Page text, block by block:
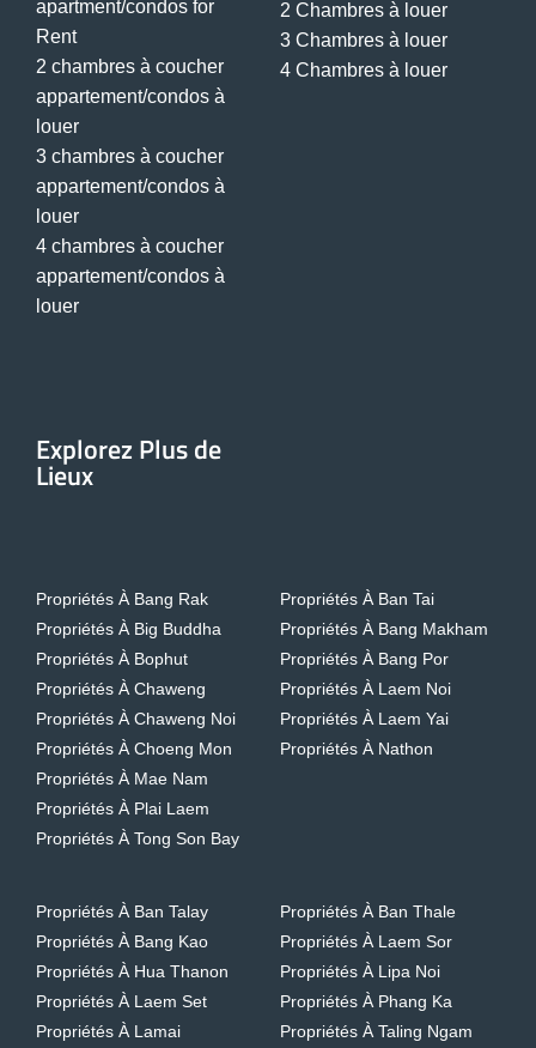
apartment/condos for
Rent
2 chambres à coucher
appartement/condos à
louer
3 chambres à coucher
appartement/condos à
louer
4 chambres à coucher
appartement/condos à
louer
2 Chambres à louer
3 Chambres à louer
4 Chambres à louer
Explorez Plus de
Lieux
Propriétés À Bang Rak
Propriétés À Big Buddha
Propriétés À Bophut
Propriétés À Chaweng
Propriétés À Chaweng Noi
Propriétés À Choeng Mon
Propriétés À Mae Nam
Propriétés À Plai Laem
Propriétés À Tong Son Bay
Propriétés À Ban Tai
Propriétés À Bang Makham
Propriétés À Bang Por
Propriétés À Laem Noi
Propriétés À Laem Yai
Propriétés À Nathon
Propriétés À Ban Talay
Propriétés À Bang Kao
Propriétés À Hua Thanon
Propriétés À Laem Set
Propriétés À Lamai
Propriétés À Ban Thale
Propriétés À Laem Sor
Propriétés À Lipa Noi
Propriétés À Phang Ka
Propriétés À Taling Ngam